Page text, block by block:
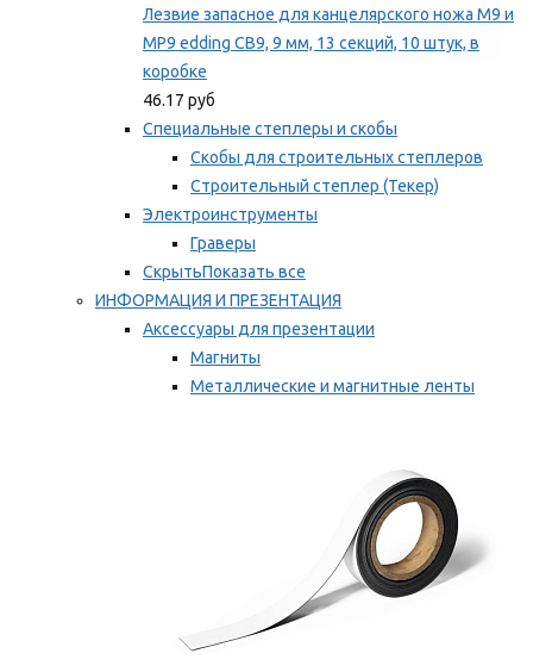
Лезвие запасное для канцелярского ножа M9 и
MP9 edding CB9, 9 мм, 13 секций, 10 штук, в
коробке
46.17 руб
Специальные степлеры и скобы
Скобы для строительных степлеров
Строительный степлер (Текер)
Электроинструменты
Граверы
СкрытьПоказать все
ИНФОРМАЦИЯ И ПРЕЗЕНТАЦИЯ
Аксессуары для презентации
Магниты
Металлические и магнитные ленты